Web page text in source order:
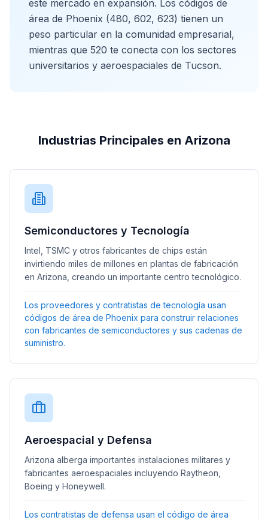
este mercado en expansión. Los códigos de
área de Phoenix (480, 602, 623) tienen un
peso particular en la comunidad empresarial,
mientras que 520 te conecta con los sectores
universitarios y aeroespaciales de Tucson.
Industrias Principales en Arizona
Semiconductores y Tecnología
Intel, TSMC y otros fabricantes de chips están
invirtiendo miles de millones en plantas de fabricación
en Arizona, creando un importante centro tecnológico.
Los proveedores y contratistas de tecnología usan
códigos de área de Phoenix para construir relaciones
con fabricantes de semiconductores y sus cadenas de
suministro.
Aeroespacial y Defensa
Arizona alberga importantes instalaciones militares y
fabricantes aeroespaciales incluyendo Raytheon,
Boeing y Honeywell.
Los contratistas de defensa usan el código de área